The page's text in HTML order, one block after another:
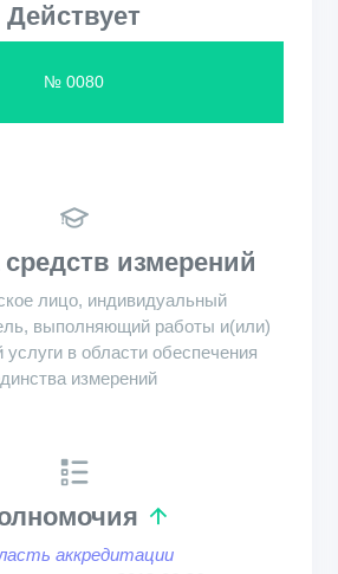
Действует
№ 0080
измерений
лицо, индивидуальный
выполняющий работы и(или)
в области обеспечения
измерений
аккредитации